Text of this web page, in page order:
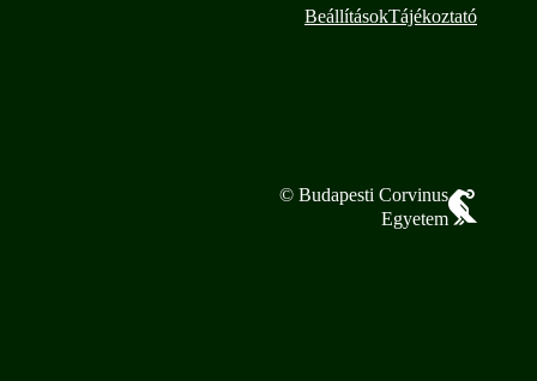
BeállításokTájékoztató
© Budapesti Corvinus
Egyetem